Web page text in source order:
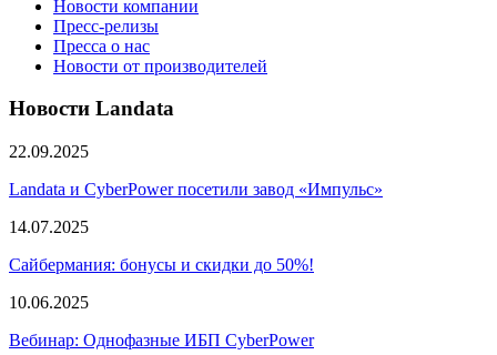
Новости компании
Пресс-релизы
Пресса о нас
Новости от производителей
Новости Landata
22.09.2025
Landata и CyberPower посетили завод «Импульс»
14.07.2025
Сайбермания: бонусы и скидки до 50%!
10.06.2025
Вебинар: Однофазные ИБП CyberPower